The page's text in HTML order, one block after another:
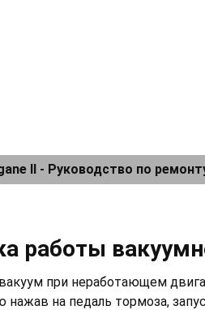
II - Руководство по
работы
при неработающем
на педаль тормоза,